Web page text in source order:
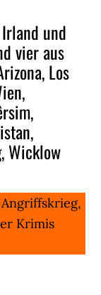
und
vier aus
Los
Wicklow
Krimis